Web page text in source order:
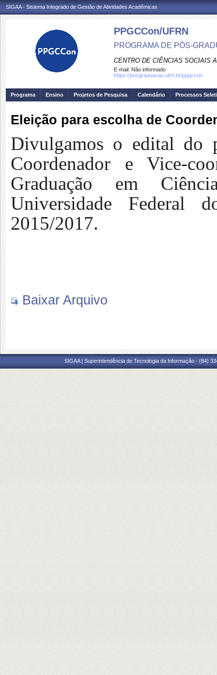
SIGAA - Sistema Integrado de Gestão de Atividades Acadêmicas
PPGCCon/UFRN
PROGRAMA DE PÓS-
CENTRO DE CIÊNCIAS SOCIAIS
E-mail: Não informado
https://posgraduacao.ufrn.br/ppgccon
Programa Ensino Projetos de Pesquisa Calendário Processos
Eleição para escolha de
Divulgamos o edital do
Coordenador e Vice-
Graduação em
Universidade Federal
2015/2017.
Baixar Arquivo
SIGAA | Superintendência de Tecnologia da Informação - (84)